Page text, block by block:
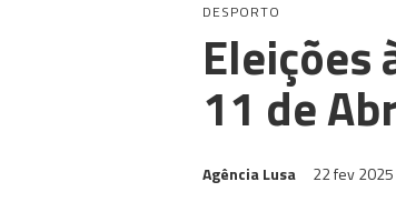
DESPORTO
Eleições
11 de
Agência Lusa 22 fev 2025